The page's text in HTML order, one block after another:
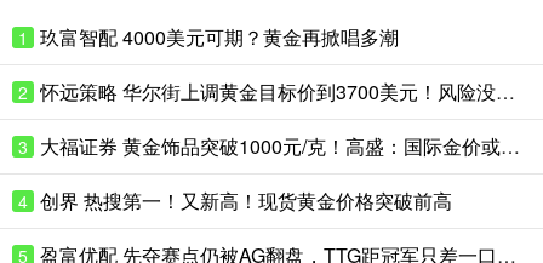
1 玖富智配 4000美元可期？黄金再掀唱多潮
2 怀远策略 华尔街上调黄金目标价到3700美元！风险没这么快消停
3 大福证券 黄金饰品突破1000元/克！高盛：国际金价或升破4200美元/盎司！
4 创界 热搜第一！又新高！现货黄金价格突破前高
5 盈富优配 先夺赛点仍被AG翻盘，TTG距冠军只差一口气？_Ming_决赛_Fly